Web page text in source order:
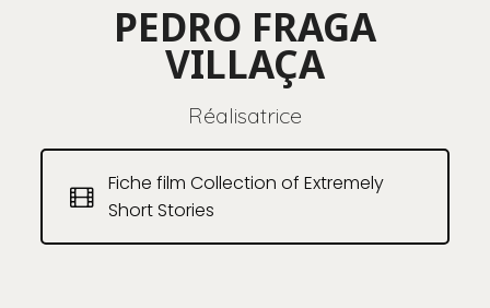
PEDRO FRAGA
VILLAÇA
Réalisatrice
Fiche film Collection of Extremely
Short Stories